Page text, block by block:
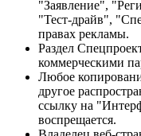
"Заявление",
"Тест-драйв",
правах рекламы.
Раздел
коммерческими
Любое
другое
ссылку на
воспрещается.